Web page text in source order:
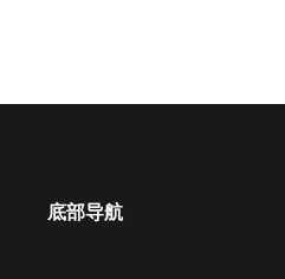
底部导航